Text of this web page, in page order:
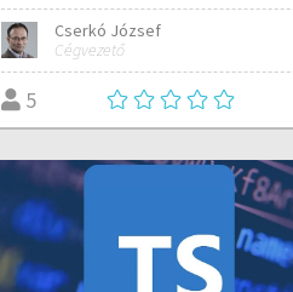
Cserkó József
Cégvezető
5